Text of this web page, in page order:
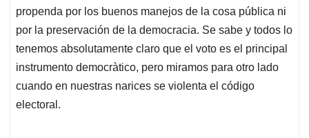
propenda por los buenos manejos de la cosa pública ni
por la preservación de la democracia. Se sabe y todos lo
tenemos absolutamente claro que el voto es el principal
instrumento democràtico, pero miramos para otro lado
cuando en nuestras narices se violenta el código
electoral.